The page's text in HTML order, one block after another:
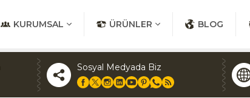
KURUMSAL ÜRÜNLER BLOG
Sosyal Medyada Biz